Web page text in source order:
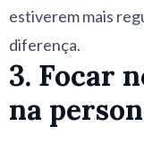
estiverem mais
diferença.
3. Focar
na